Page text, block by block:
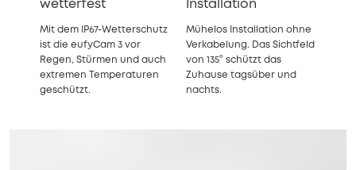
wetterfest
Mit dem IP67-Wetterschutz
ist die eufyCam 3 vor
Regen, Stürmen und auch
extremen Temperaturen
geschützt.
Installation
Mühelos Installation ohne
Verkabelung. Das Sichtfeld
von 135° schützt das
Zuhause tagsüber und
nachts.